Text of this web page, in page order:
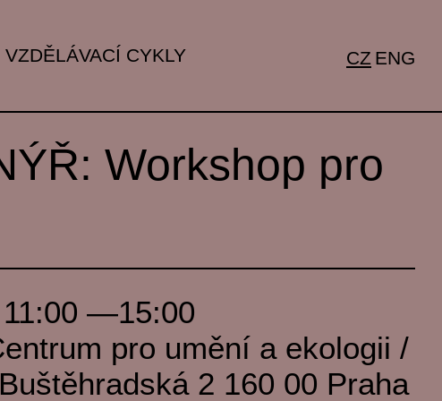
VZDĚLÁVACÍ CYKLY CZ ENG
Workshop pro
—15:00
pro umění a ekologii /
2 160 00 Praha